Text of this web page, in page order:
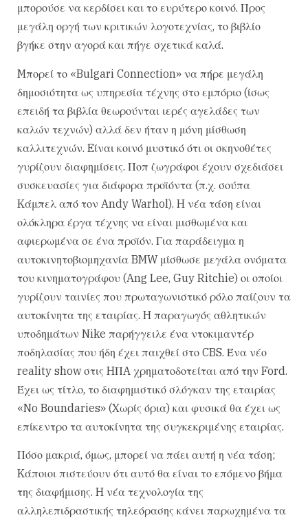
μπορούσε να κερδίσει και το ευρύτερο κοινό. Προς
μεγάλη οργή των κριτικών λογοτεχνίας, το βιβλίο
βγήκε στην αγορά και πήγε σχετικά καλά.
Mπορεί το «Bulgari Connection» να πήρε μεγάλη
δημοσιότητα ως υπηρεσία τέχνης στο εμπόριο (ίσως
επειδή τα βιβλία θεωρούνται ιερές αγελάδες των
καλών τεχνών) αλλά δεν ήταν η μόνη μίσθωση
καλλιτεχνών. Eίναι κοινό μυστικό ότι οι σκηνοθέτες
γυρίζουν διαφημίσεις. Ποπ ζωγράφοι έχουν σχεδιάσει
συσκευασίες για διάφορα προϊόντα (π.χ. σούπα
Kάμπελ από τον Andy Warhol). H νέα τάση είναι
ολόκληρα έργα τέχνης να είναι μισθωμένα και
αφιερωμένα σε ένα προϊόν. Για παράδειγμα η
αυτοκινητοβιομηχανία BMW μίσθωσε μεγάλα ονόματα
του κινηματογράφου (Ang Lee, Guy Ritchie) οι οποίοι
γυρίζουν ταινίες που πρωταγωνιστικό ρόλο παίζουν τα
αυτοκίνητα της εταιρίας. H παραγωγός αθλητικών
υποδημάτων Nike παρήγγειλε ένα ντοκιμαντέρ
ποδηλασίας που ήδη έχει παιχθεί στο CBS. Ένα νέο
reality show στις HΠA χρηματοδοτείται από την Ford.
Έχει ως τίτλο, το διαφημιστικό σλόγκαν της εταιρίας
«No Boundaries» (Xωρίς όρια) και φυσικά θα έχει ως
επίκεντρο τα αυτοκίνητα της συγκεκριμένης εταιρίας.
Πόσο μακριά, όμως, μπορεί να πάει αυτή η νέα τάση;
Kάποιοι πιστεύουν ότι αυτό θα είναι το επόμενο βήμα
της διαφήμισης. H νέα τεχνολογία της
αλληλεπιδραστικής τηλεόρασης κάνει παρωχημένα τα